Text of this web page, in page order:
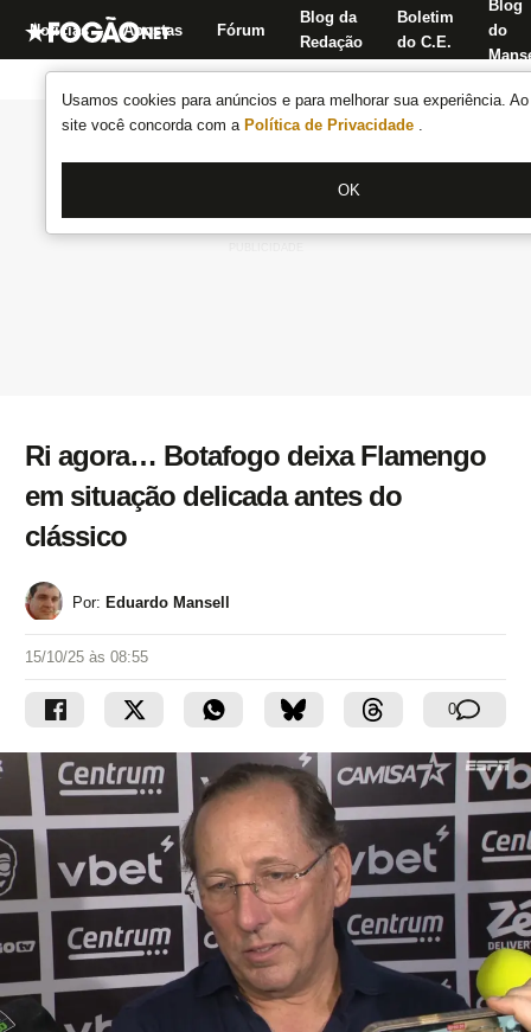
Usamos cookies para anúncios e para melhorar sua experiência.
site você concorda com a Política de Privacidade .
OK
Notícias Apostas Fórum
Blog da
Redação
Boletim
do C.E.
Blog
do
Ri agora… Botafogo deixa Flamengo
em situação delicada antes do
clássico
Por: Eduardo Mansell
15/10/25 às 08:55
0